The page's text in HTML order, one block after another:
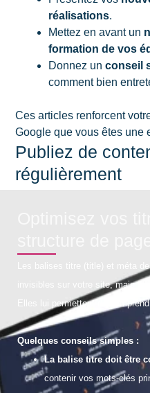
réalisations.
Mettez en avant un
formation de vos
Donnez unconseil
comment bien
Ces articles renforcent
Google que vous êtes une
Publiez de
régulièrement
Les balises titre (title) et méta
invisibles sur votre site, mais
Elles lui permettent de
Quelques conseils simples :
La balise titre doit être
contenir vos mots-clés